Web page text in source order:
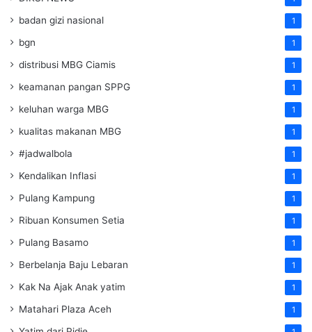
badan gizi nasional 1
bgn 1
distribusi MBG Ciamis 1
keamanan pangan SPPG 1
keluhan warga MBG 1
kualitas makanan MBG 1
#jadwalbola 1
Kendalikan Inflasi 1
Pulang Kampung 1
Ribuan Konsumen Setia 1
Pulang Basamo 1
Berbelanja Baju Lebaran 1
Kak Na Ajak Anak yatim 1
Matahari Plaza Aceh 1